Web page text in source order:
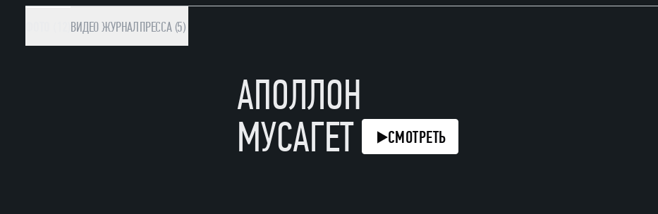
ВИДЕОЖУРНАЛПРЕССА (5)
АПОЛЛОН
МУСАГЕТ
СМОТРЕТЬ